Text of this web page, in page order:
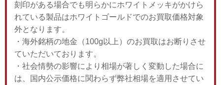
刻印がある場合でも明らかにホワイトメッキがかけら
れている製品はホワイトゴールドでのお買取価格対象
外となります。
・海外銘柄の地金（100g以上）のお買取はお断りさせ
ていただいております。
・社会情勢の影響により相場が著しく変動した場合に
は、国内公示価格に関わらず弊社相場を適用させてい